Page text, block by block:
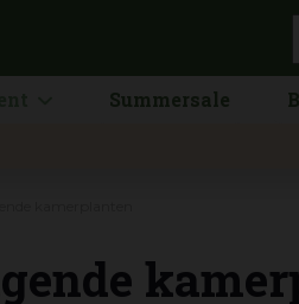
Summersale